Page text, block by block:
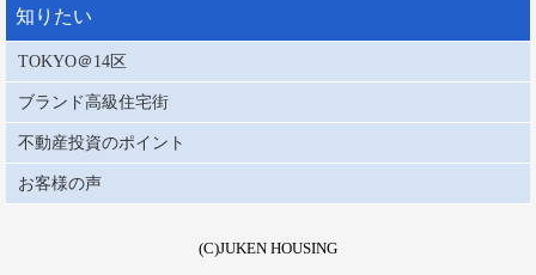
知りたい
TOKYO＠14区
ブランド高級住宅街
不動産投資のポイント
お客様の声
(C)JUKEN HOUSING